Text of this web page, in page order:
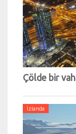
Çölde bir
İzlanda